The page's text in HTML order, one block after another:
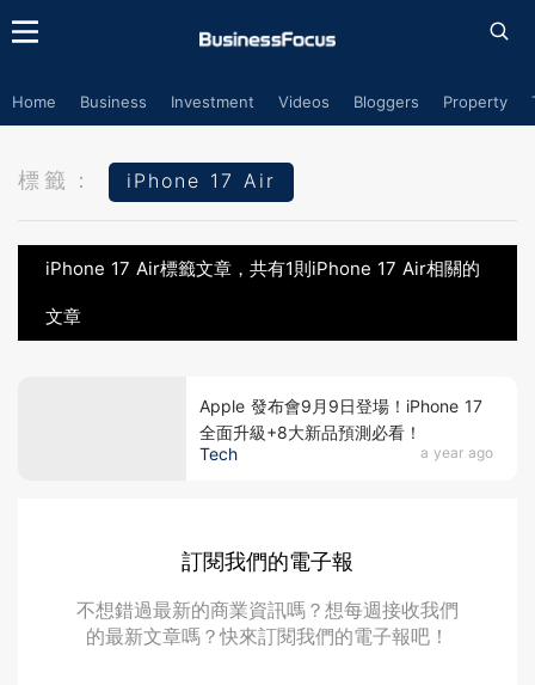
Home Business Investment Videos Bloggers Property
標籤： iPhone 17 Air
iPhone 17 Air標籤文章，共有1則iPhone 17 Air相關的
文章
Tech a year ago
Apple 發布會9月9日登場！iPhone 17
全面升級+8大新品預測必看！
訂閱我們的電子報
不想錯過最新的商業資訊嗎？想每週接收我們
的最新文章嗎？快來訂閱我們的電子報吧！